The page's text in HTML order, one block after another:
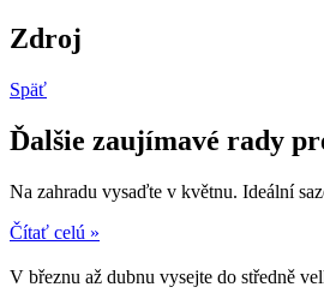
Zdroj
Späť
Ďalšie zaujímavé rady
Na zahradu vysaďte v květnu. Ideální
Čítať celú »
V březnu až dubnu vysejte do středně